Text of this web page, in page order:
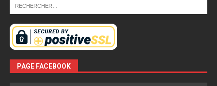
PAGE FACEBOOK